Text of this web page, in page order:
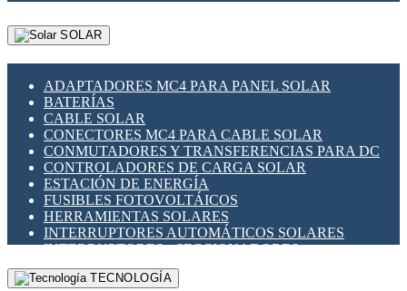
SOLAR
ADAPTADORES MC4 PARA PANEL SOLAR
BATERÍAS
CABLE SOLAR
CONECTORES MC4 PARA CABLE SOLAR
CONMUTADORES Y TRANSFERENCIAS PARA DC
CONTROLADORES DE CARGA SOLAR
ESTACIÓN DE ENERGÍA
FUSIBLES FOTOVOLTÁICOS
HERRAMIENTAS SOLARES
INTERRUPTORES AUTOMÁTICOS SOLARES
INTERRUPTORES - SECCIONADORES
FOTOVOLTÁICOS
MONTAJE PANEL SOLAR
TECNOLOGÍA